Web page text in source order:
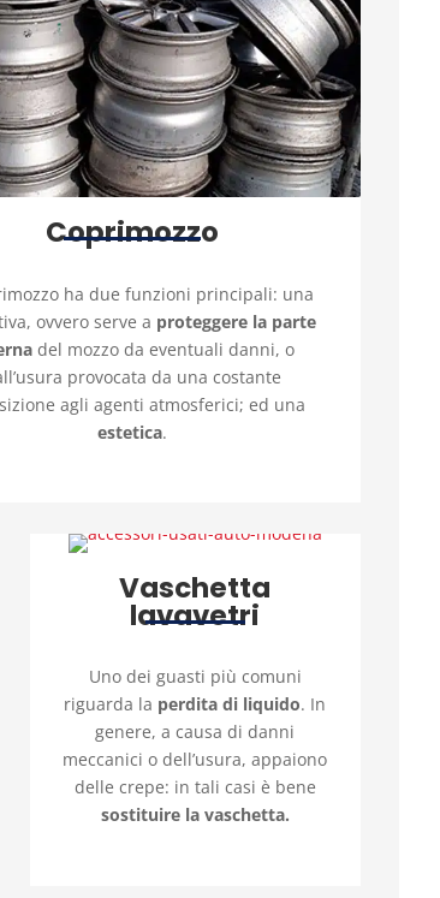
Coprimozzo
ha due funzioni principali: una
ovvero serve a proteggere la parte
del mozzo da eventuali danni, o
provocata da una costante
agli agenti atmosferici; ed una
estetica.
Vaschetta
lavavetri
Uno dei guasti più comuni
riguarda la perdita di liquido. In
genere, a causa di danni
meccanici o dell’usura, appaiono
delle crepe: in tali casi è bene
sostituire la vaschetta.